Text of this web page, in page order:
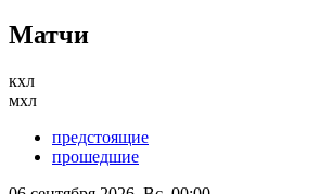
Матчи
кхл
мхл
предстоящие
прошедшие